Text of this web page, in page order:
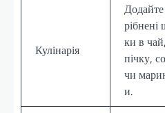
Кулінарія
рібнені
ки в
пічку,
чи
и.